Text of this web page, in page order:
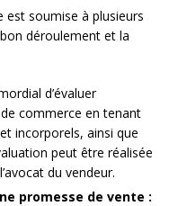
est soumise à plusieurs
déroulement et la
d’évaluer
commerce en tenant
incorporels, ainsi que
peut être réalisée
du vendeur.
promesse de vente :